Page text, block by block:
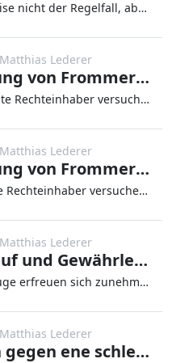
Glücklicherweise nicht der Regelfall, aber doch immer wieder ärgerlich: Probleme im Mietverhältnis. Für Mieter und Vermi
Lederer
Abmahnung von Frommer Legal für LEONINE Licensing GmbH wegen „John Wick Chapter 4“
Einige bekannte Rechteinhaber versuchen schon seit Jahren, die unerlaubte Verbreitung ihrer Werke (z.B. Filme, Musik, Co
Lederer
Abmahnung von Frommer Legal für LEONINE Licensing GmbH wegen „Three Thousand Years of Longing“
Viele bekannte Rechteinhaber versuchen bereits seit einigen Jahren, Rechtsverletzungen im Internet, insbesondere in sog.
Lederer
E-Auto-Kauf und Gewährleistung
Elektrofahrzeuge erfreuen sich zunehmender Beliebtheit. Die Marktzuwächse für Elektroautos in den letzten Jahren sind be
Lederer
Vorgehen gegen ene schlechte Bewertung im Internet